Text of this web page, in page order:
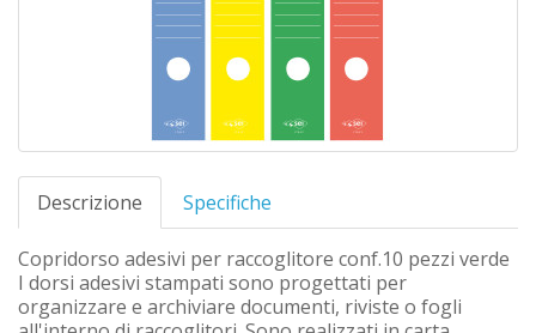
Descrizione Specifiche
Copridorso adesivi per raccoglitore conf.10 pezzi verde
I dorsi adesivi stampati sono progettati per
organizzare e archiviare documenti, riviste o fogli